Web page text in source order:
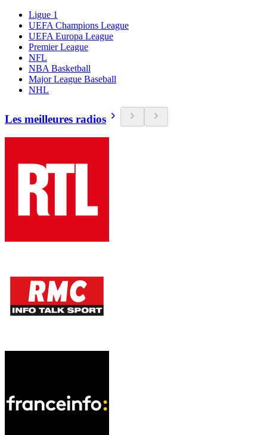
Ligue 1
UEFA Champions League
UEFA Europa League
Premier League
NFL
NBA Basketball
Major League Baseball
NHL
Les meilleures radios